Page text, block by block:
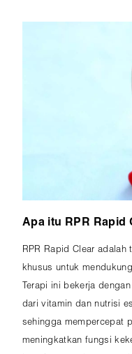
Pengawasan
pengawasan
keselamatan
Apa itu RPR Rapid
RPR Rapid Clear
khusus untuk
Terapi ini bekerja
dari vitamin dan nutrisi
sehingga mempercepat
meningkatkan fungsi